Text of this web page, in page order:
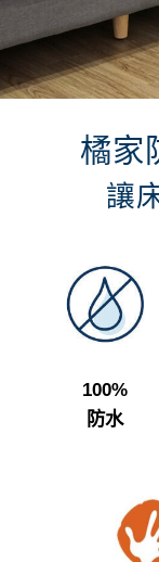
橘家
讓
100%
防水